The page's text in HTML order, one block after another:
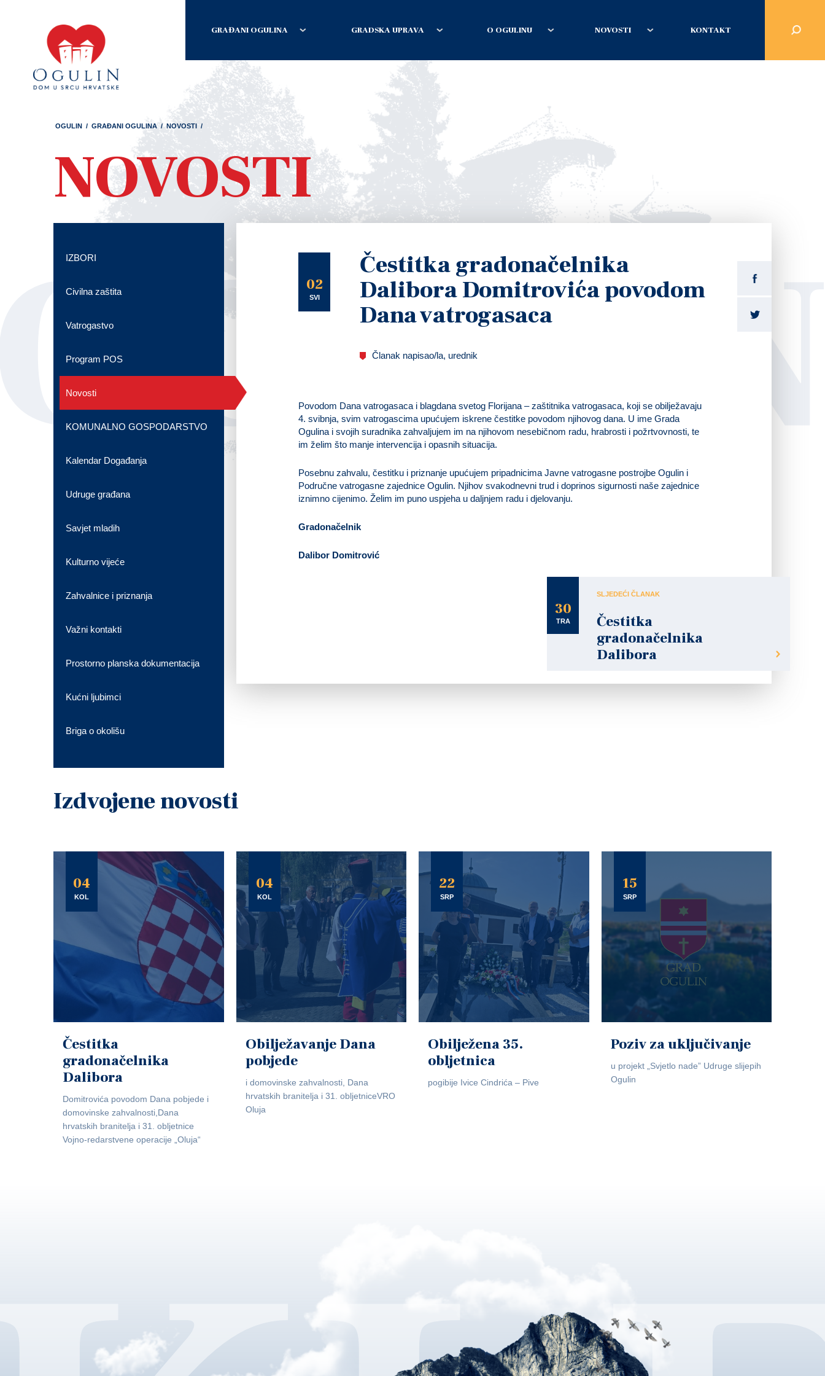
GRAĐANI OGULINA GRADSKA UPRAVA O OGULINU NOVOSTI KONTAKT
OGULIN / GRAĐANI OGULINA / NOVOSTI /
NOVOSTI
02
SVI
Čestitka gradonačelnika
Dalibora Domitrovića povodom
Dana vatrogasaca
Članak napisao/la, urednik
Povodom Dana vatrogasaca i blagdana svetog Florijana – zaštitnika vatrogasaca, koji se obilježavaju
4. svibnja, svim vatrogascima upućujem iskrene čestitke povodom njihovog dana. U ime Grada
Ogulina i svojih suradnika zahvaljujem im na njihovom nesebičnom radu, hrabrosti i požrtvovnosti, te
im želim što manje intervencija i opasnih situacija.
Posebnu zahvalu, čestitku i priznanje upućujem pripadnicima Javne vatrogasne postrojbe Ogulin i
Područne vatrogasne zajednice Ogulin. Njihov svakodnevni trud i doprinos sigurnosti naše zajednice
iznimno cijenimo. Želim im puno uspjeha u daljnjem radu i djelovanju.
Gradonačelnik
Dalibor Domitrović
30
TRA
SLJEDEĆI ČLANAK
Čestitka
gradonačelnika
Dalibora
IZBORI
Civilna zaštita
Vatrogastvo
Program POS
Novosti
KOMUNALNO GOSPODARSTVO
Kalendar Događanja
Udruge građana
Savjet mladih
Kulturno vijeće
Zahvalnice i priznanja
Važni kontakti
Prostorno planska dokumentacija
Kućni ljubimci
Briga o okolišu
Izdvojene novosti
04
KOL
Čestitka
gradonačelnika
Dalibora
Domitrovića povodom Dana pobjede i
domovinske zahvalnosti,Dana
hrvatskih branitelja i 31. obljetnice
Vojno-redarstvene operacije „Oluja“
04
KOL
Obilježavanje Dana
pobjede
i domovinske zahvalnosti, Dana
hrvatskih branitelja i 31. obljetniceVRO
Oluja
22
SRP
Obilježena 35.
obljetnica
pogibije Ivice Cindrića – Pive
15
SRP
Poziv za uključivanje
u projekt „Svjetlo nade” Udruge slijepih
Ogulin